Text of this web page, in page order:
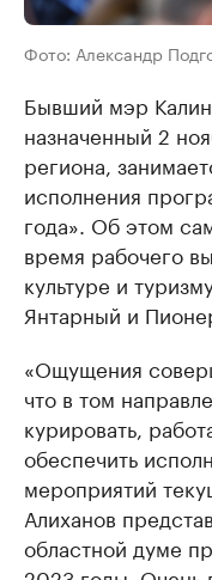
Фото: Александр
Бывший мэр
назначенный 2
региона,
исполнения
года». Об этом
время рабочего
культуре и
Янтарный и
«Ощущения
что в том
курировать,
обеспечить
мероприятий
Алиханов
областной думе